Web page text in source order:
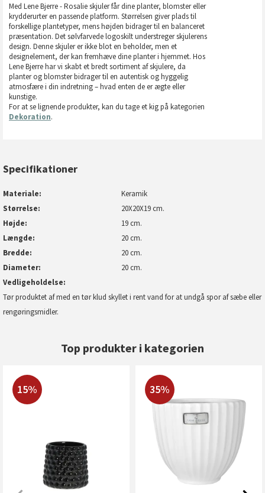
Med Lene Bjerre - Rosalie skjuler får dine planter, blomster eller
krydderurter en passende platform. Størrelsen giver plads til
forskellige plantetyper, mens højden bidrager til en balanceret
præsentation. Det sølvfarvede logoskilt understreger skjulerens
design. Denne skjuler er ikke blot en beholder, men et
designelement, der kan fremhæve dine planter i hjemmet. Hos
Lene Bjerre har vi skabt et bredt sortiment af skjulere, da
planter og blomster bidrager til en autentisk og hyggelig
atmosfære i din indretning – hvad enten de er ægte eller
kunstige.
For at se lignende produkter, kan du tage et kig på kategorien
Dekoration.
Specifikationer
Materiale
Keramik
Størrelse
20X20X19 cm.
Højde
19 cm.
Længde
20 cm.
Bredde
20 cm.
Diameter
20 cm.
Vedligeholdelse
Tør produktet af med en tør klud skyllet i rent vand for at undgå spor af sæbe eller
rengøringsmidler.
Top produkter i kategorien
15% 35%